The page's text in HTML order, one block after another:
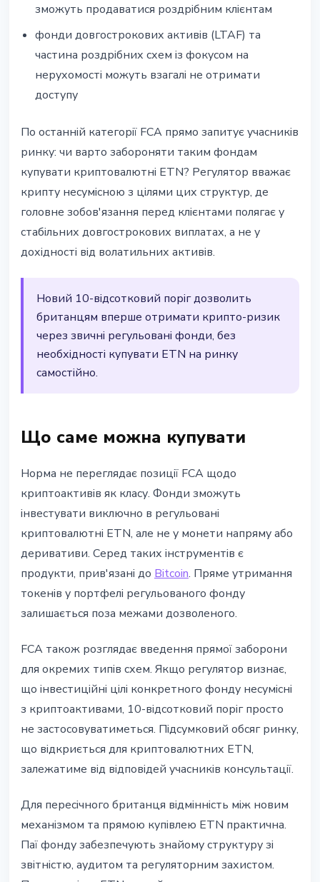
зможуть продаватися роздрібним клієнтам
фонди довгострокових активів (LTAF) та
частина роздрібних схем із фокусом на
нерухомості можуть взагалі не отримати
доступу
По останній категорії FCA прямо запитує учасників
ринку: чи варто забороняти таким фондам
купувати криптовалютні ETN? Регулятор вважає
крипту несумісною з цілями цих структур, де
головне зобов'язання перед клієнтами полягає у
стабільних довгострокових виплатах, а не у
дохідності від волатильних активів.
Новий 10-відсотковий поріг дозволить
британцям вперше отримати крипто-ризик
через звичні регульовані фонди, без
необхідності купувати ETN на ринку
самостійно.
Що саме можна купувати
Норма не переглядає позиції FCA щодо
криптоактивів як класу. Фонди зможуть
інвестувати виключно в регульовані
криптовалютні ETN, але не у монети напряму або
деривативи. Серед таких інструментів є
продукти, прив'язані до Bitcoin. Пряме утримання
токенів у портфелі регульованого фонду
залишається поза межами дозволеного.
FCA також розглядає введення прямої заборони
для окремих типів схем. Якщо регулятор визнає,
що інвестиційні цілі конкретного фонду несумісні
з криптоактивами, 10-відсотковий поріг просто
не застосовуватиметься. Підсумковий обсяг ринку,
що відкриється для криптовалютних ETN,
залежатиме від відповідей учасників консультації.
Для пересічного британця відмінність між новим
механізмом та прямою купівлею ETN практична.
Паї фонду забезпечують знайому структуру зі
звітністю, аудитом та регуляторним захистом.